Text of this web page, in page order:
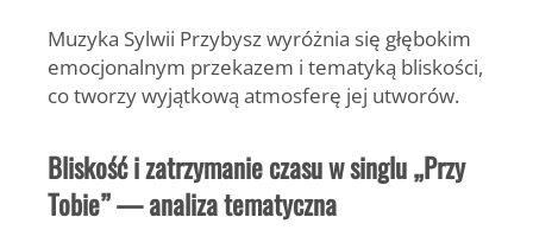
Muzyka Sylwii Przybysz wyróżnia się głębokim
emocjonalnym przekazem i tematyką bliskości,
co tworzy wyjątkową atmosferę jej utworów.
Bliskość i zatrzymanie czasu w singlu „Przy
Tobie” — analiza tematyczna